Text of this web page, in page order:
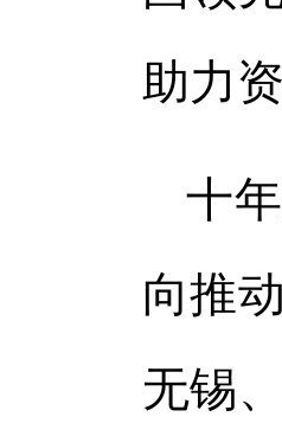
助力
十
向推
无锡